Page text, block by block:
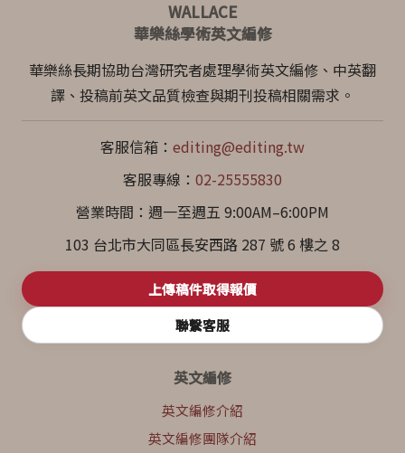
WALLACE
華樂絲學術英文編修
華樂絲長期協助台灣研究者處理學術英文編修、中英翻
譯、投稿前英文品質檢查與期刊投稿相關需求。
客服信箱： editing@editing.tw
客服專線： 02-25555830
營業時間：週一至週五 9:00AM–6:00PM
103 台北市大同區長安西路 287 號 6 樓之 8
上傳稿件取得報價
聯繫客服
英文編修
英文編修介紹
英文編修團隊介紹